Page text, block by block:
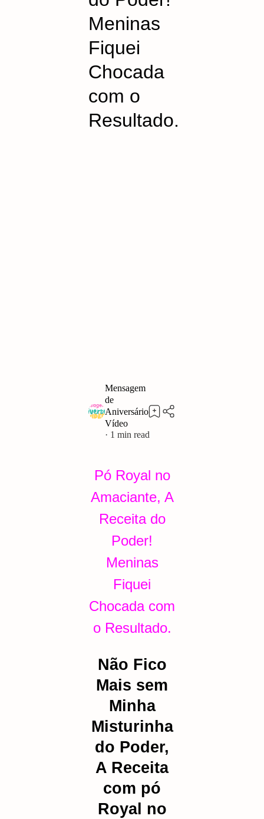
Meninas
Fiquei
Chocada
com o
Resultado.
1
Pó Royal no
Amaciante, A
Receita do
Poder!
Meninas
Fiquei
Chocada com
o Resultado.
Não Fico
Mais sem
Minha
Misturinha
do Poder,
A Receita
com pó
Royal no